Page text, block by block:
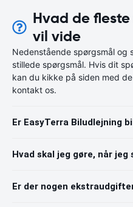
Hvad de
vil vide
Nedenstående spørgsmål
stillede spørgsmål. Hvis dit
kan du kikke på siden med
kontakt os.
Er EasyTerra Biludlejning
Hvad skal jeg gøre, når jeg
Er der nogen